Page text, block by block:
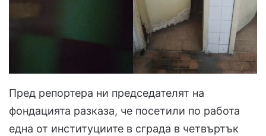
Пред репортера ни председателят на
фондацията разказа, че посетили по работа
една от институциите в сграда в четвъртък